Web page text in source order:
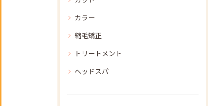
カラー
縮毛矯正
トリートメント
ヘッドスパ